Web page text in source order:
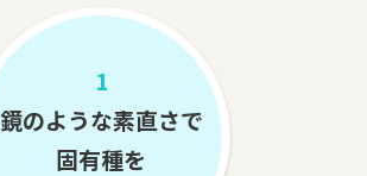
1
鏡のような素直さで
固有種を